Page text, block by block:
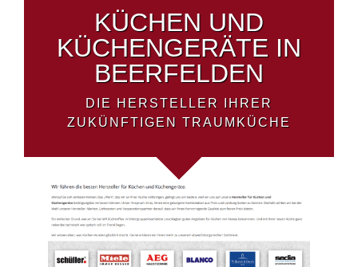
KÜCHEN UND
KÜCHENGERÄTE IN
BEERFELDEN
DIE HERSTELLER IHRER
ZUKÜNFTIGEN TRAUMKÜCHE